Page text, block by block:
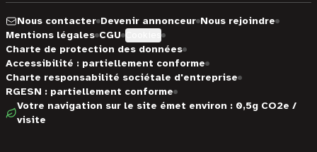
Nous contacter Devenir annonceur Nous rejoindre
Mentions légales CGU
Charte de protection des données
Accessibilité : partiellement conforme
Charte responsabilité sociétale d'entreprise
RGESN : partiellement conforme
Votre navigation sur le site émet environ : 0,5g CO2e /
visite